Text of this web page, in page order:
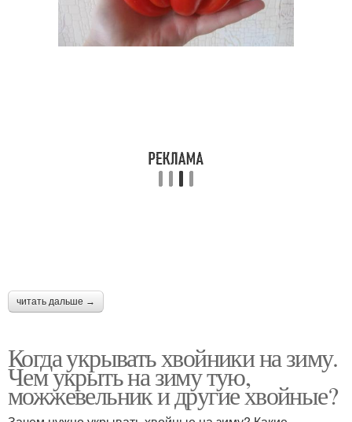
читать дальше →
Когда укрывать хвойники на зиму.
Чем укрыть на зиму тую,
можжевельник и другие хвойные?